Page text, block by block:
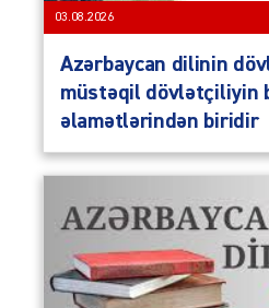
03.08.2026
Azərbaycan dilinin
müstəqil dövlətçiliyin
əlamətlərindən biridir